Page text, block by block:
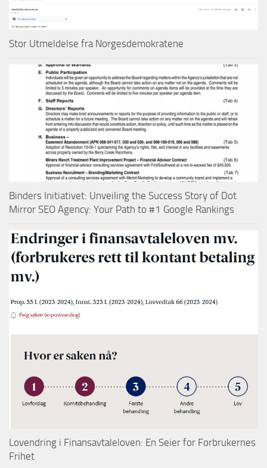
Stor Utmeldelse fra Norgesdemokratene
Binders Initiativet: Unveiling the Success Story of Dot
Mirror SEO Agency: Your Path to #1 Google Rankings
Lovendring i Finansavtaleloven: En Seier for Forbrukernes
Frihet